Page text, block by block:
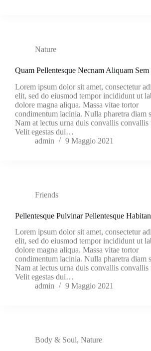
Nature
Quam Pellentesque Necnam Aliquam Sem
Lorem ipsum dolor sit amet, consectetur
elit, sed do eiusmod tempor incididunt ut
dolore magna aliqua. Massa vitae tortor
condimentum lacinia. Nulla pharetra diam
Nam at lectus urna duis convallis convallis
Velit egestas dui…
admin
9 Maggio 2021
Friends
Pellentesque Pulvinar Pellentesque
Lorem ipsum dolor sit amet, consectetur
elit, sed do eiusmod tempor incididunt ut
dolore magna aliqua. Massa vitae tortor
condimentum lacinia. Nulla pharetra diam
Nam at lectus urna duis convallis convallis
Velit egestas dui…
admin
9 Maggio 2021
Body & Soul, Nature